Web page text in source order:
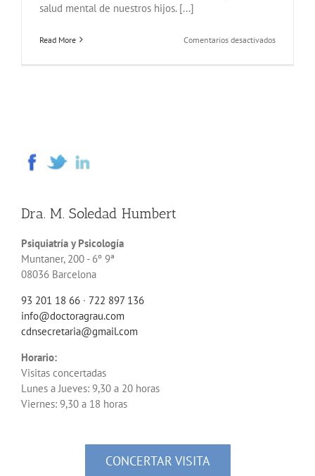
salud mental de nuestros hijos. [...]
Read More Comentarios desactivadosen
Dra. M. Soledad Humbert
Psiquiatría y Psicología
Muntaner, 200 - 6º 9ª
08036 Barcelona
93 201 18 66 · 722 897 136
info@doctoragrau.com
cdnsecretaria@gmail.com
Horario:
Visitas concertadas
Lunes a Jueves: 9,30 a 20 horas
Viernes: 9,30 a 18 horas
CONCERTAR VISITA